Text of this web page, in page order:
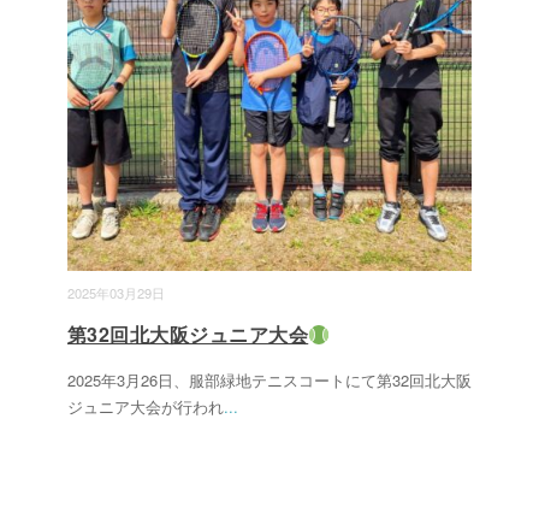
2025年03月29日
第32回北大阪ジュニア大会
2025年3月26日、服部緑地テニスコートにて第32回北大阪
ジュニア大会が行われ...